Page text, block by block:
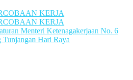
KERJA
KERJA
Menteri Ketenagakerjaan No. 6
Tunjangan Hari Raya